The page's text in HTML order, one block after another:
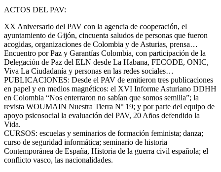
ACTOS DEL PAV:
XX Aniversario del PAV con la agencia de cooperación, el
ayuntamiento de Gijón, cincuenta saludos de personas que fueron
acogidas, organizaciones de Colombia y de Asturias, prensa…
Encuentro por Paz y Garantías Colombia, con participación de la
Delegación de Paz del ELN desde La Habana, FECODE, ONIC,
Viva La Ciudadanía y personas en las redes sociales…
PUBLICACIONES: Desde el PAV de emitieron tres publicaciones
en papel y en medios magnéticos: el XVI Informe Asturiano DDHH
en Colombia “Nos enterraron no sabían que somos semilla”; la
revista WOUMAIN Nuestra Tierra Nº 19; y por parte del equipo de
apoyo psicosocial la evaluación del PAV, 20 Años defendido la
Vida.
CURSOS: escuelas y seminarios de formación feminista; danza;
curso de seguridad informática; seminario de historia
Contemporánea de España, Historia de la guerra civil española; el
conflicto vasco, las nacionalidades.